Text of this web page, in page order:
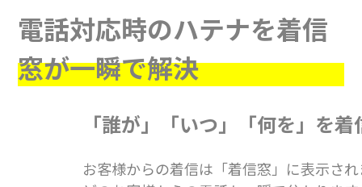
電話対応時のハテナを着信
窓が一瞬で解決
「誰が」「いつ」「何を」を
お客様からの着信は「着信窓」に表示さ